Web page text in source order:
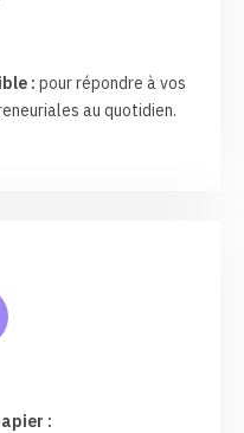
: pour répondre à vos
au quotidien.
: